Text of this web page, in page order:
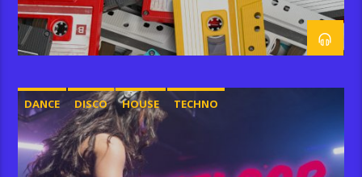
DANCE DISCO HOUSE TECHNO